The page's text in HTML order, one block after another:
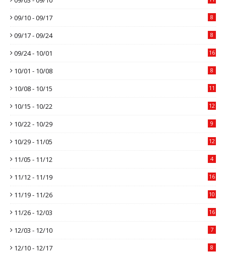
09/10 - 09/17 8
09/17 - 09/24 8
09/24 - 10/01 16
10/01 - 10/08 8
10/08 - 10/15 11
10/15 - 10/22 12
10/22 - 10/29 9
10/29 - 11/05 12
11/05 - 11/12 4
11/12 - 11/19 16
11/19 - 11/26 10
11/26 - 12/03 16
12/03 - 12/10 7
12/10 - 12/17 8